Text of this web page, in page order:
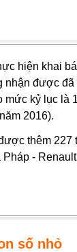
hiện khai
được đã
mức kỷ lục là
2016).
thêm 227
-
số nhỏ